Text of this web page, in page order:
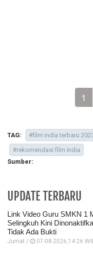
1
TAG:
#film india terbaru
#rekomendasi film india
Sumber:
UPDATE TERBARU
Link Video Guru SMKN 1
Selingkuh Kini
Tidak Ada Bukti
Jumat / 07-08-2026,14:26